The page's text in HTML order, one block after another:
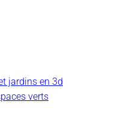
jardins en 3d
verts